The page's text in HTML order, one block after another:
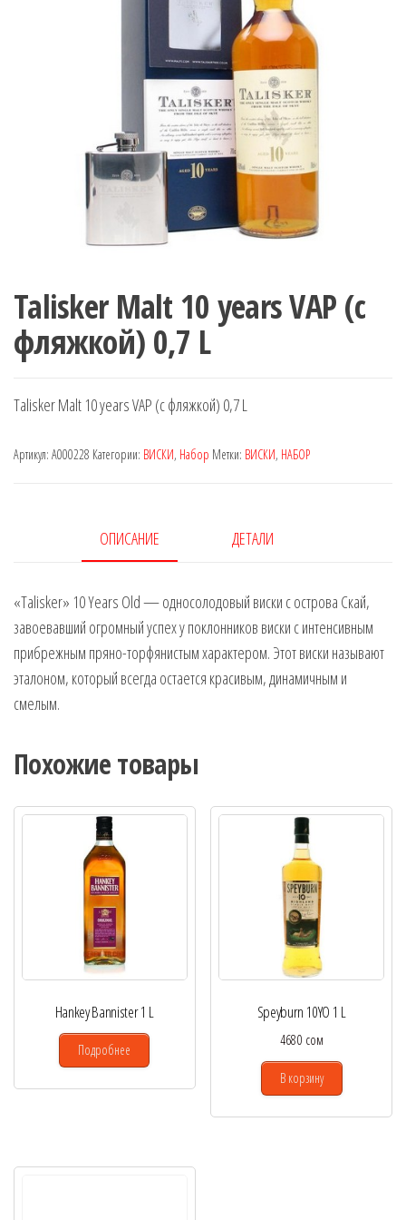
Talisker Malt 10 years VAP (с
фляжкой) 0,7 L
Talisker Malt 10 years VAP (с фляжкой) 0,7 L
Артикул: A000228 Категории: ВИСКИ, Набор Метки: ВИСКИ, НАБОР
ОПИСАНИЕ ДЕТАЛИ
«Talisker» 10 Years Old — односолодовый виски с острова Скай,
завоевавший огромный успех у поклонников виски с интенсивным
прибрежным пряно-торфянистым характером. Этот виски называют
эталоном, который всегда остается красивым, динамичным и
смелым.
Похожие товары
Hankey Bannister 1 L
Подробнее
Speyburn 10YO 1 L
4680 сом
В корзину